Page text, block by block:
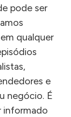
pode ser
qualquer
e
negócio. É
informado